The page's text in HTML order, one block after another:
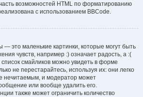
возможностей HTML по форматированию
с использованием BBCode.
— это маленькие картинки, которые могут быть
чувств, например :) означает радость, а :(
смайликов можно увидеть в форме
не перестарайтесь, используя их: они легко
нечитаемым, и модератор может
или вообще удалить его.
также может ограничить количество